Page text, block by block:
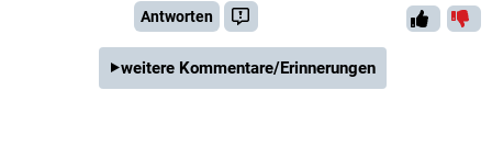
Antworten
weitere Kommentare/Erinnerungen